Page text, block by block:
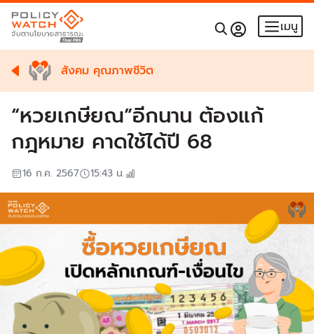
เมนู
สังคม คุณภาพชีวิต
“หวยเกษียณ”อีกนาน ต้องแก้
กฎหมาย คาดใช้ได้ปี 68
16 ก.ค. 2567 15:43 น.